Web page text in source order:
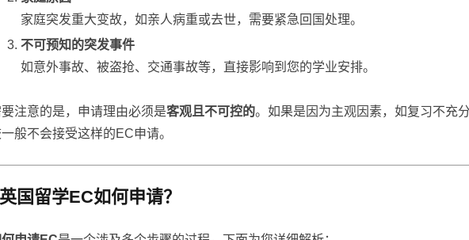
家庭突发重大变故，如亲人病重或去世，需要紧急回国处理。
不可预知的突发事件
如意外事故、被盗抢、交通事故等，直接影响到您的学业安排。
注意的是，申请理由必须是客观且不可控的。如果是因为主观因素，如复习不充
般不会接受这样的EC申请。
英国留学EC如何申请？